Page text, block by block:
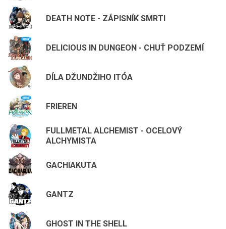
DEATH NOTE - ZÁPISNÍK SMRTI
DELICIOUS IN DUNGEON - CHUŤ PODZEMÍ
DÍLA DŽUNDŽIHO ITÓA
FRIEREN
FULLMETAL ALCHEMIST - OCELOVÝ
ALCHYMISTA
GACHIAKUTA
GANTZ
GHOST IN THE SHELL